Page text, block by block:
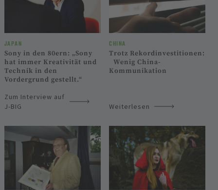
JAPAN
Sony in den 80ern: „Sony
hat immer Kreativität und
Technik in den
Vordergrund gestellt.“
Zum Interview auf
J-BIG
CHINA
Trotz Rekord­investi­tionen:
Wenig China-
Kommunikation
Weiterlesen